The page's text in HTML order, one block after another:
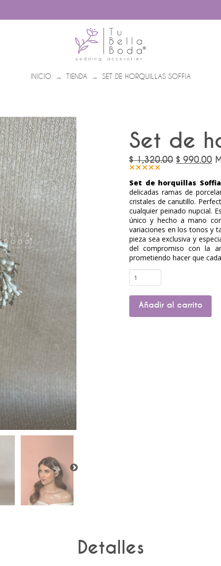
INICIO → TIENDA → SET DE HORQUILLAS SOFFIA
Set de
$1,320.00 Original
$
1,320.00.
$ 990.00
$
Set de horquillas Soffia
delicadas ramas de
cristales de canutillo.
cualquier peinado nupcial.
único y hecho a mano
variaciones en los tonos y
pieza sea exclusiva y
del compromiso con la
prometiendo hacer que
Set
de
horquillas
Soffia
cantidad
Añadir al carrito
Detalles